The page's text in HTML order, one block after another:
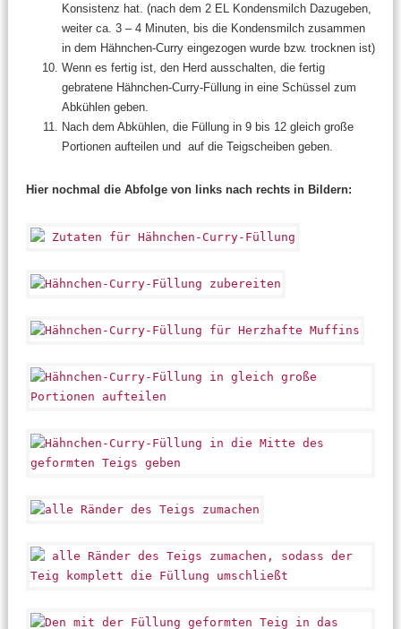
Konsistenz hat. (nach dem 2 EL Kondensmilch Dazugeben,
weiter ca. 3 – 4 Minuten, bis die Kondensmilch zusammen
in dem Hähnchen-Curry eingezogen wurde bzw. trocknen ist)
Wenn es fertig ist, den Herd ausschalten, die fertig
gebratene Hähnchen-Curry-Füllung in eine Schüssel zum
Abkühlen geben.
Nach dem Abkühlen, die Füllung in 9 bis 12 gleich große
Portionen aufteilen und auf die Teigscheiben geben.
Hier nochmal die Abfolge von links nach rechts in Bildern: